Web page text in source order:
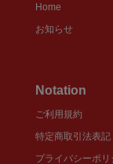
Home
お知らせ
Notation
ご利用規約
特定商取引法表記
プライバシーポリ